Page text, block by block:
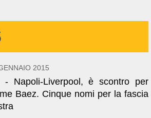
2015
- Napoli-Liverpool, è scontro per
Baez. Cinque nomi per la fascia